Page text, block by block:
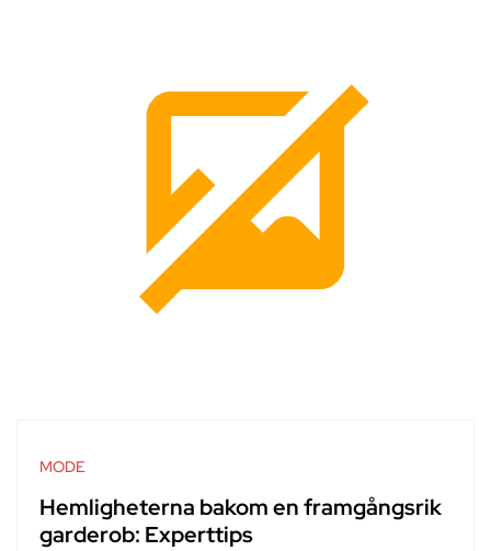
MODE
Hemligheterna bakom en framgångsrik
garderob: Experttips